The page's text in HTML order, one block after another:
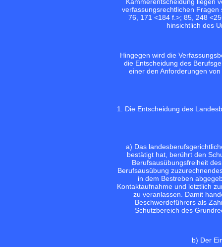
verfassungsrechtlichen
76, 171 <184 f.>; 85, 248
hinsichtlich des
Hingegen wird die
die Entscheidung des
einer den Anforderungen
1. Die Entscheidung des
a) Das
bestätigt hat, berührt den
Berufsausübungsfreiheit
Berufsausübung
in dem Bestreben
Kontaktaufnahme und letztlich
zu veranlassen. Damit
Beschwerdeführers als
Schutzbereich des
b) Der